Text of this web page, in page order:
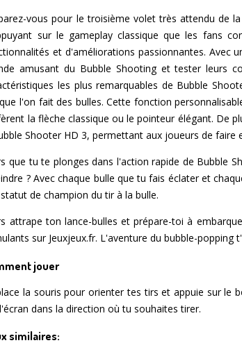
vous pour le troisième volet très attendu de
sur le gameplay classique que les fans
et d'améliorations passionnantes. Avec
amusant du Bubble Shooting et tester leurs
les plus remarquables de Bubble
l'on fait des bulles. Cette fonction
la flèche classique ou le pointeur élégant. De
Shooter HD 3, permettant aux joueurs de
que tu te plonges dans l'action rapide de Bubble
? Avec chaque bulle que tu fais éclater et
de champion du tir à la bulle.
attrape ton lance-bulles et prépare-toi à
sur Jeuxjeux.fr. L'aventure du bubble-popping
jouer
la souris pour orienter tes tirs et appuie sur le
dans la direction où tu souhaites tirer.
similaires: